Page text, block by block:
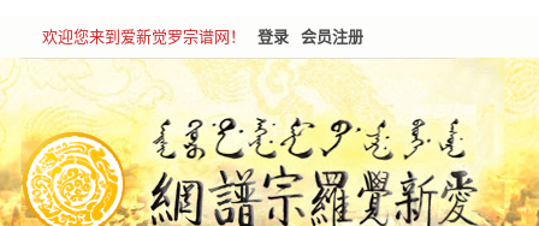
欢迎您来到爱新觉罗宗谱网！ 登录 会员注册